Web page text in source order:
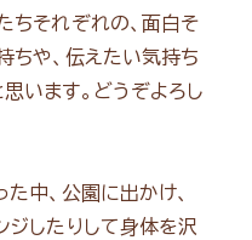
ちそれぞれの、面白そ
ちや、伝えたい気持ち
います。どうぞよろし
中、公園に出かけ、
ジしたりして身体を沢